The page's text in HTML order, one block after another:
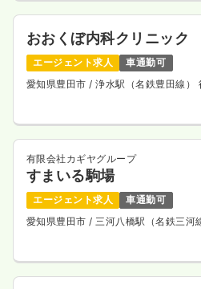
日勤のみ（パート）
給与 時給1,300円
時間 8:30～16:45
気になる
その他正看護師
おおくぼ内科クリニック
エージェント求人
車通勤可
愛知県豊田市 / 浄水駅（名鉄豊田線）
有限会社カギヤグループ
すまいる駒場
エージェント求人
車通勤可
愛知県豊田市 / 三河八橋駅（名鉄三河